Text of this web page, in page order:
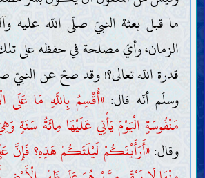
ما قبل بعثة النبيّ صلّى اللّه عليه
الزمان، وأيّ مصلحة في حفظه على
قدرة اللّه تعالى؟! وقد صحّ عن النبيّ
وسلّم أنّه قال: «أُقْسِمُ بِاللَّهِ مَا
مَنْفُوسَةٍ الْيَوْمَ يَأْتِي عَلَيْهَا مِائَةُ سَنَةٍ
وقال:«أَرَأَيْتَكُمْ لَيْلَتَكُمْ هَذِهِ؟ فَإِنَّ